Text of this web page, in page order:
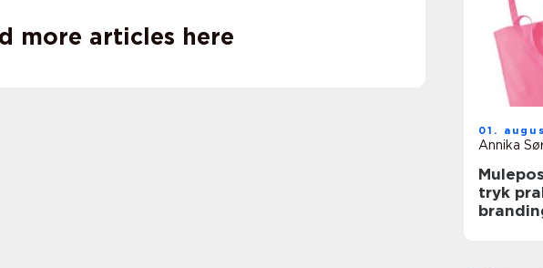
more articles here
01.
Annika
tryk praktisk